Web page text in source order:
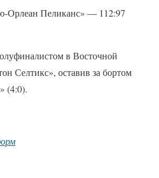
Пеликанс» — 112:97
в Восточной
Селтикс», оставив за бортом
(4:0).